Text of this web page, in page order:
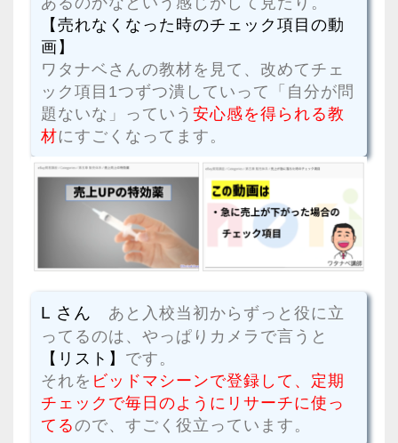
【売れなくなった時のチェック項目の動
画】
ワタナベさんの教材を見て、改めてチェ
ック項目1つずつ潰していって「自分が問
題ないな」っていう 安心感を得られる教
材にすごくなってます。
L さん あと入校当初からずっと役に立
ってるのは、やっぱりカメラで言うと
【リスト】 です。
それを ビッドマシーンで登録して、定期
チェックで毎日のようにリサーチに使っ
てるので、すごく役立っています。